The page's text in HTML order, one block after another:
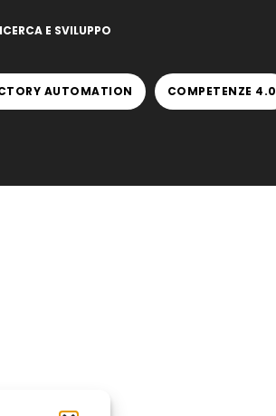
E SVILUPPO
AUTOMATION COMPETENZE 4.0